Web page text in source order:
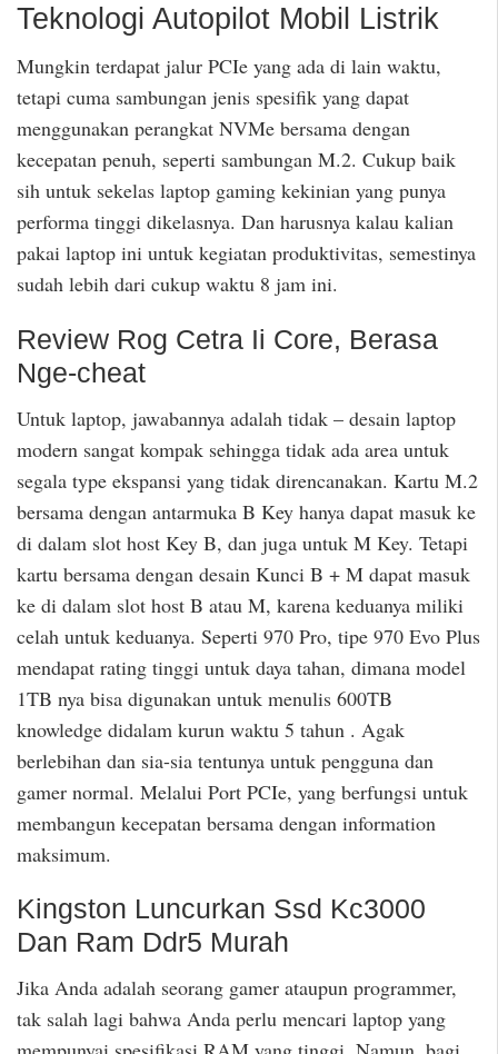
Teknologi Autopilot Mobil Listrik
Mungkin terdapat jalur PCIe yang ada di lain waktu,
tetapi cuma sambungan jenis spesifik yang dapat
menggunakan perangkat NVMe bersama dengan
kecepatan penuh, seperti sambungan M.2. Cukup baik
sih untuk sekelas laptop gaming kekinian yang punya
performa tinggi dikelasnya. Dan harusnya kalau kalian
pakai laptop ini untuk kegiatan produktivitas, semestinya
sudah lebih dari cukup waktu 8 jam ini.
Review Rog Cetra Ii Core, Berasa
Nge-cheat
Untuk laptop, jawabannya adalah tidak – desain laptop
modern sangat kompak sehingga tidak ada area untuk
segala type ekspansi yang tidak direncanakan. Kartu M.2
bersama dengan antarmuka B Key hanya dapat masuk ke
di dalam slot host Key B, dan juga untuk M Key. Tetapi
kartu bersama dengan desain Kunci B + M dapat masuk
ke di dalam slot host B atau M, karena keduanya miliki
celah untuk keduanya. Seperti 970 Pro, tipe 970 Evo Plus
mendapat rating tinggi untuk daya tahan, dimana model
1TB nya bisa digunakan untuk menulis 600TB
knowledge didalam kurun waktu 5 tahun . Agak
berlebihan dan sia-sia tentunya untuk pengguna dan
gamer normal. Melalui Port PCIe, yang berfungsi untuk
membangun kecepatan bersama dengan information
maksimum.
Kingston Luncurkan Ssd Kc3000
Dan Ram Ddr5 Murah
Jika Anda adalah seorang gamer ataupun programmer,
tak salah lagi bahwa Anda perlu mencari laptop yang